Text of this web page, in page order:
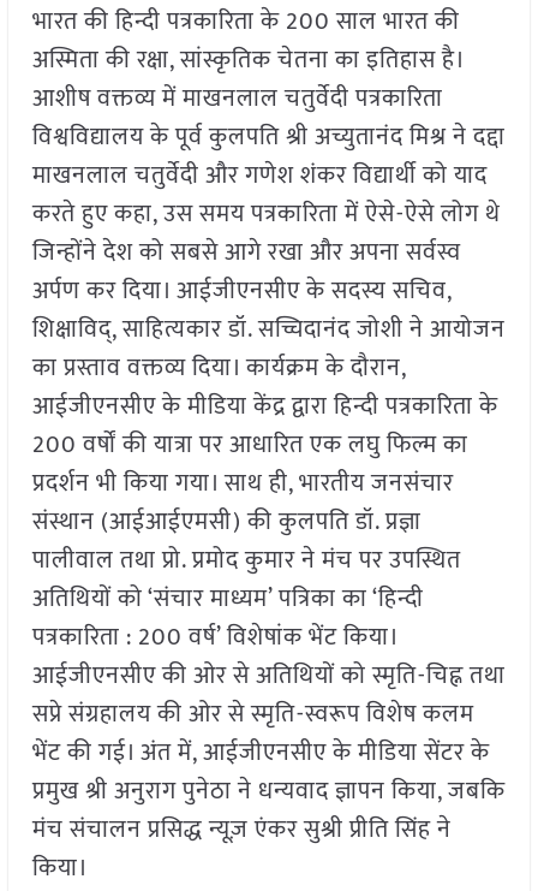
भारत की हिन्दी पत्रकारिता के 200 साल भारत की
अस्मिता की रक्षा, सांस्कृतिक चेतना का इतिहास है।
आशीष वक्तव्य में माखनलाल चतुर्वेदी पत्रकारिता
विश्वविद्यालय के पूर्व कुलपति श्री अच्युतानंद मिश्र ने दद्दा
माखनलाल चतुर्वेदी और गणेश शंकर विद्यार्थी को याद
करते हुए कहा, उस समय पत्रकारिता में ऐसे-ऐसे लोग थे
जिन्होंने देश को सबसे आगे रखा और अपना सर्वस्व
अर्पण कर दिया। आईजीएनसीए के सदस्य सचिव,
शिक्षाविद्, साहित्यकार डॉ. सच्चिदानंद जोशी ने आयोजन
का प्रस्ताव वक्तव्य दिया। कार्यक्रम के दौरान,
आईजीएनसीए के मीडिया केंद्र द्वारा हिन्दी पत्रकारिता के
200 वर्षों की यात्रा पर आधारित एक लघु फिल्म का
प्रदर्शन भी किया गया। साथ ही, भारतीय जनसंचार
संस्थान (आईआईएमसी) की कुलपति डॉ. प्रज्ञा
पालीवाल तथा प्रो. प्रमोद कुमार ने मंच पर उपस्थित
अतिथियों को ‘संचार माध्यम’ पत्रिका का ‘हिन्दी
पत्रकारिता : 200 वर्ष’ विशेषांक भेंट किया।
आईजीएनसीए की ओर से अतिथियों को स्मृति-चिह्न तथा
सप्रे संग्रहालय की ओर से स्मृति-स्वरूप विशेष कलम
भेंट की गई। अंत में, आईजीएनसीए के मीडिया सेंटर के
प्रमुख श्री अनुराग पुनेठा ने धन्यवाद ज्ञापन किया, जबकि
मंच संचालन प्रसिद्ध न्यूज़ एंकर सुश्री प्रीति सिंह ने
किया।